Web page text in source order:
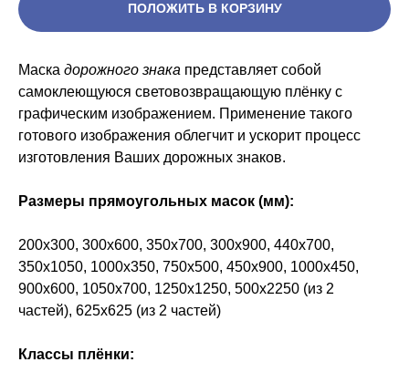
ПОЛОЖИТЬ В КОРЗИНУ
Маска дорожного знака представляет собой
самоклеющуюся световозвращающую плёнку с
графическим изображением. Применение такого
готового изображения облегчит и ускорит процесс
изготовления Ваших дорожных знаков.
Размеры прямоугольных масок (мм):
200х300, 300х600, 350х700, 300х900, 440х700,
350х1050, 1000х350, 750х500, 450х900, 1000х450,
900х600, 1050х700, 1250х1250, 500х2250 (из 2
частей), 625х625 (из 2 частей)
Классы плёнки: